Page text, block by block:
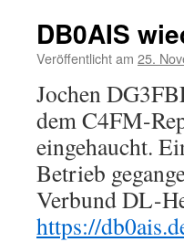
DB0AIS
Veröffentlicht am 25.
Jochen
dem C4FM-
eingehaucht.
Betrieb
Verbund DL-
https://